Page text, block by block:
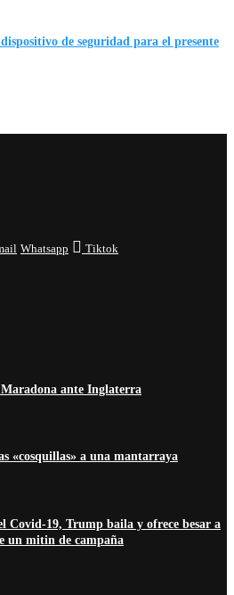
de seguridad para el presente
Whatsapp Tiktok
Maradona ante Inglaterra
«cosquillas» a una mantarraya
Covid-19, Trump baila y ofrece besar a
un mitin de campaña